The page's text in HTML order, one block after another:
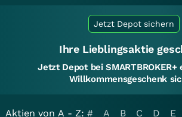
Jetzt Depot sichern
Ihre Lieblingsaktie
Jetzt Depot bei
Willkommensgeschenk
Aktien von A - Z: # A B C D E